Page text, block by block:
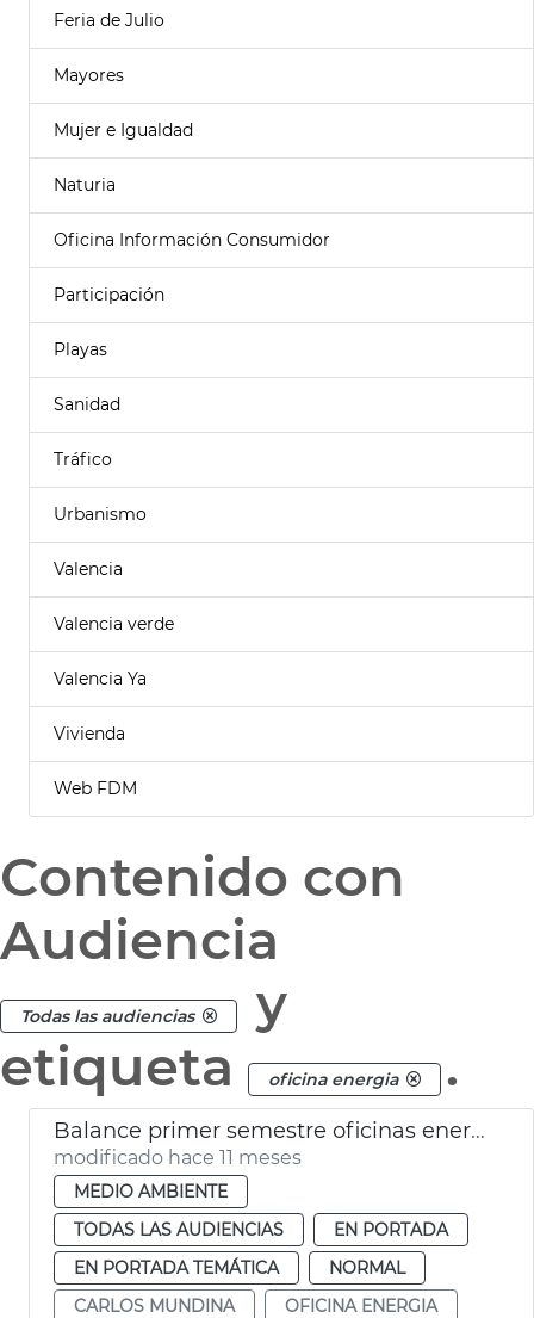
Feria de Julio
Mayores
Mujer e Igualdad
Naturia
Oficina Información Consumidor
Participación
Playas
Sanidad
Tráfico
Urbanismo
Valencia
Valencia verde
Valencia Ya
Vivienda
Web FDM
Contenido con
Audiencia
Todas las audiencias
y
etiqueta
oficina energia .
Balance primer semestre oficinas energía València
modificado hace 11 meses
MEDIO AMBIENTE
TODAS LAS AUDIENCIAS
EN PORTADA
EN PORTADA TEMÁTICA
NORMAL
CARLOS MUNDINA
OFICINA ENERGIA